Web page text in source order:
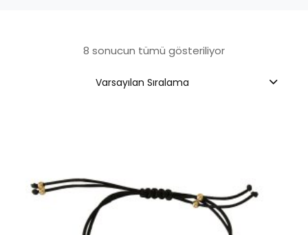
8 sonucun tümü gösteriliyor
Varsayılan Sıralama